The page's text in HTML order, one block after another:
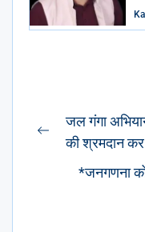
Post
navigation
Previous
जल गंगा
की श्रमदान
*जनगणना